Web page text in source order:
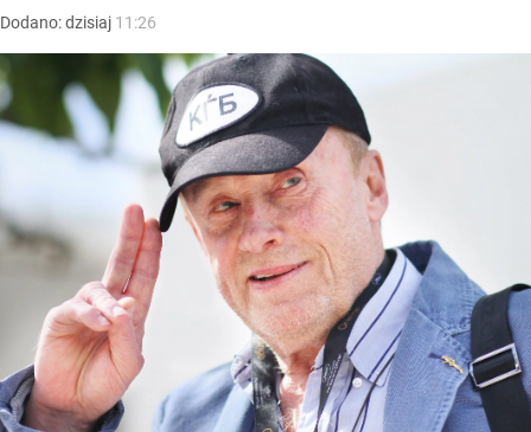
Dodano:dzisiaj 11:26